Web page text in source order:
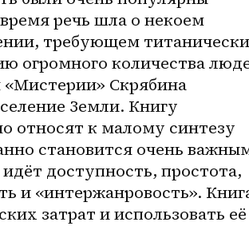
речь шла о некоем
требующем
огромного количества
Скрябина
Земли. Книгу
относят к малому синтезу
становится очень
доступность, простота,
и «интержанровость».
затрат и использовать её